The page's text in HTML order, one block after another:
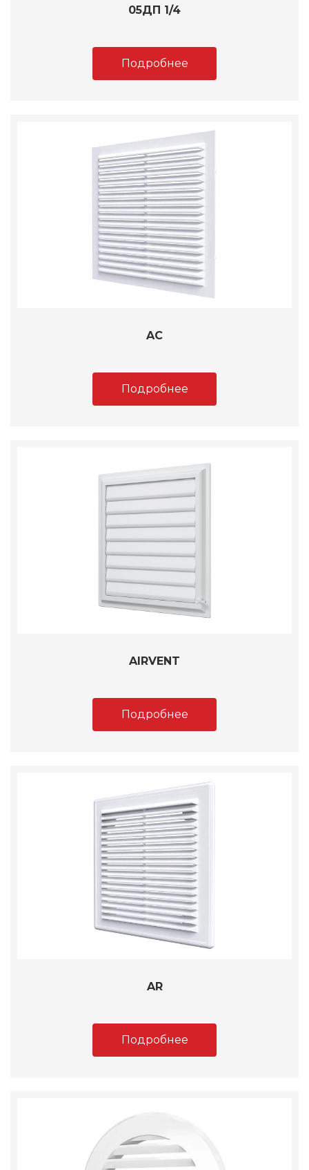
05ДП 1/4
Подробнее
AC
Подробнее
AIRVENT
Подробнее
AR
Подробнее